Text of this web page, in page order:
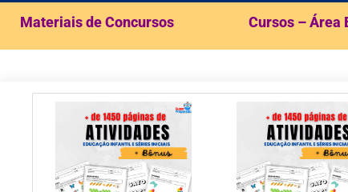
Materiais de Concursos Cursos – Área